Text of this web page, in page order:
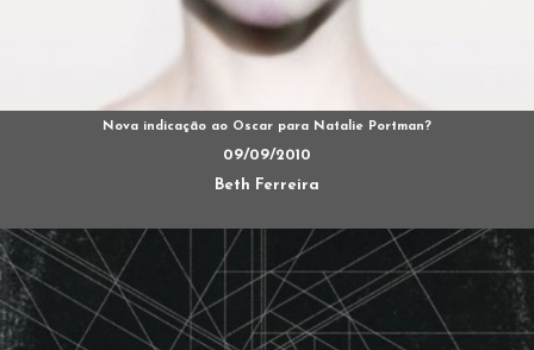
Nova indicação ao Oscar para Natalie Portman?
09/09/2010
Beth Ferreira